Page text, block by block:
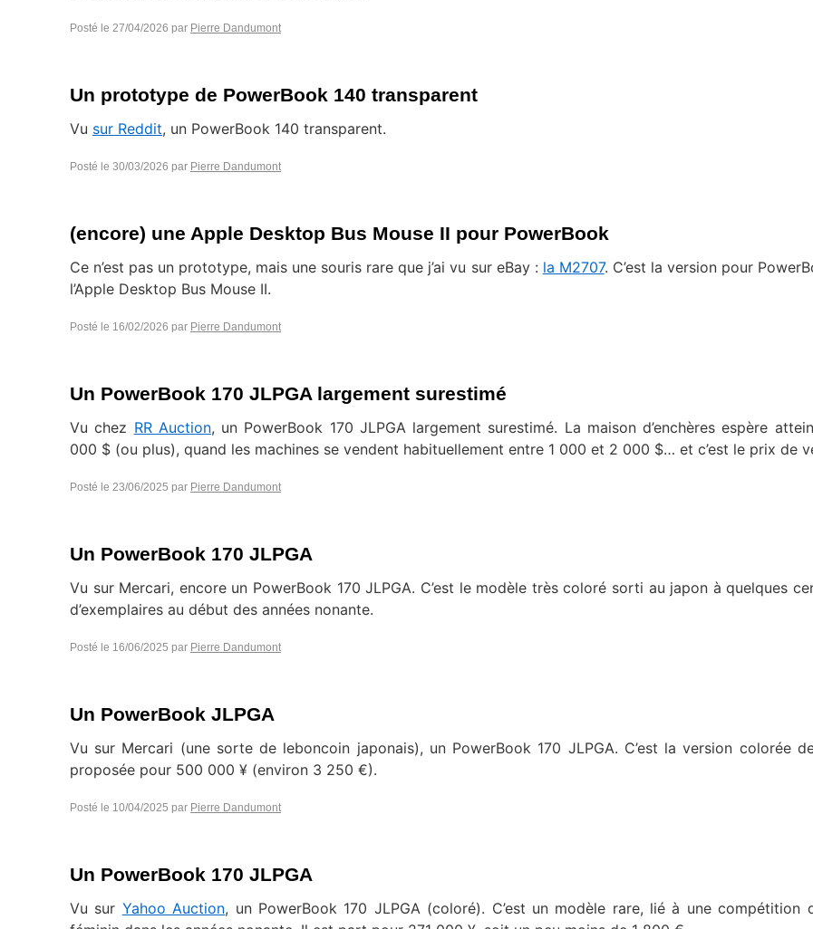
Posté le 27/04/2026 par Pierre Dandumont
Un prototype de PowerBook 140 transparent
Vu sur Reddit, un PowerBook 140 transparent.
Posté le 30/03/2026 par Pierre Dandumont
(encore) une Apple Desktop Bus Mouse II pour PowerBook
Ce n’est pas un prototype, mais une souris rare que j’ai vu sur eBay : la M2707. C’est la version pour
l’Apple Desktop Bus Mouse II.
Posté le 16/02/2026 par Pierre Dandumont
Un PowerBook 170 JLPGA largement surestimé
Vu chez RR Auction, un PowerBook 170 JLPGA largement surestimé. La maison d’enchères espère
000 $ (ou plus), quand les machines se vendent habituellement entre 1 000 et 2 000 $… et c’est le prix de
Posté le 23/06/2025 par Pierre Dandumont
Un PowerBook 170 JLPGA
Vu sur Mercari, encore un PowerBook 170 JLPGA. C’est le modèle très coloré sorti au japon à quelques
d’exemplaires au début des années nonante.
Posté le 16/06/2025 par Pierre Dandumont
Un PowerBook JLPGA
Vu sur Mercari (une sorte de leboncoin japonais), un PowerBook 170 JLPGA. C’est la version colorée
proposée pour 500 000 ¥ (environ 3 250 €).
Posté le 10/04/2025 par Pierre Dandumont
Un PowerBook 170 JLPGA
Vu sur Yahoo Auction, un PowerBook 170 JLPGA (coloré). C’est un modèle rare, lié à une compétition